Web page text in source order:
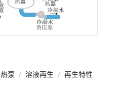
热泵 / 溶液再生 / 再生特性